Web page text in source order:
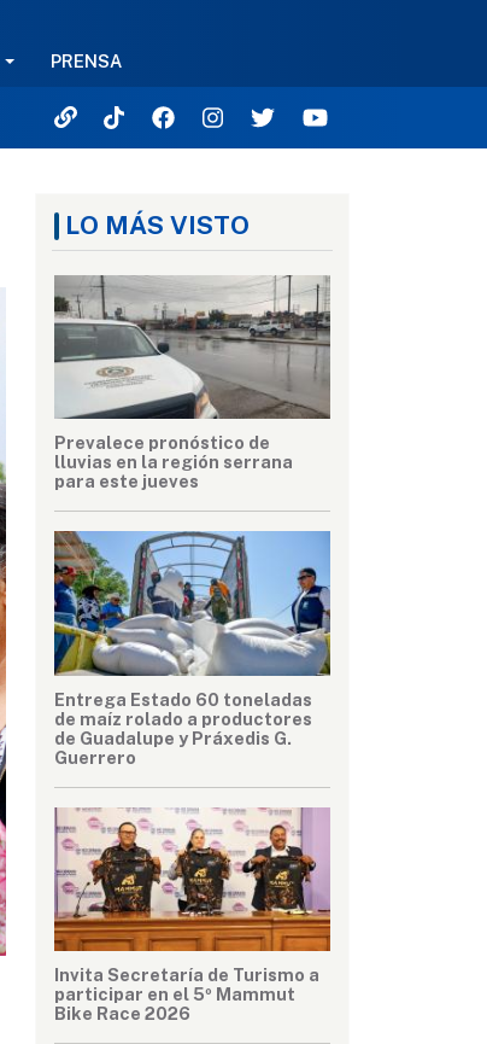
PRENSA
LO MÁS VISTO
Prevalece pronóstico de
lluvias en la región serrana
para este jueves
Entrega Estado 60 toneladas
de maíz rolado a productores
de Guadalupe y Práxedis G.
Guerrero
Invita Secretaría de Turismo a
participar en el 5º Mammut
Bike Race 2026